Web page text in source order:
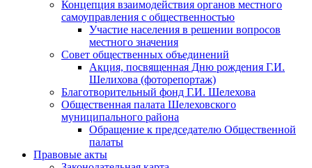
Концепция взаимодействия органов местного
самоуправления с общественностью
Участие населения в решении вопросов
местного значения
Совет общественных объединений
Акция, посвященная Дню рождения Г.И.
Шелихова (фоторепортаж)
Благотворительный фонд Г.И. Шелехова
Общественная палата Шелеховского
муниципального района
Обращение к председателю Общественной
палаты
Правовые акты